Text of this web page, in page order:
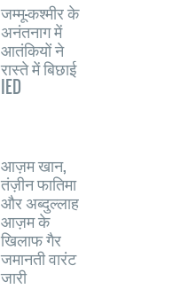
जम्मू-कश्मीर के
अनंतनाग में
आतंकियों ने
रास्ते में बिछाई
IED
आज़म खान,
तंज़ीन फातिमा
और अब्दुल्लाह
आज़म के
खिलाफ गैर
जमानती वारंट
जारी